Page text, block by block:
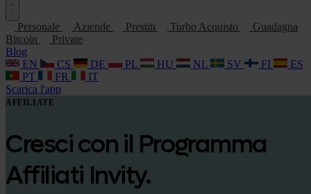
Personale Aziende Prestiti Turbo Acquisto
Guadagna
Bitcoin
Private
Blog
EN
CS DE PL HU NL SV FI
ES
PT
FR
IT
Scarica l'app
AFFILIATE
Cresci con il Programma
Affiliati Invity.